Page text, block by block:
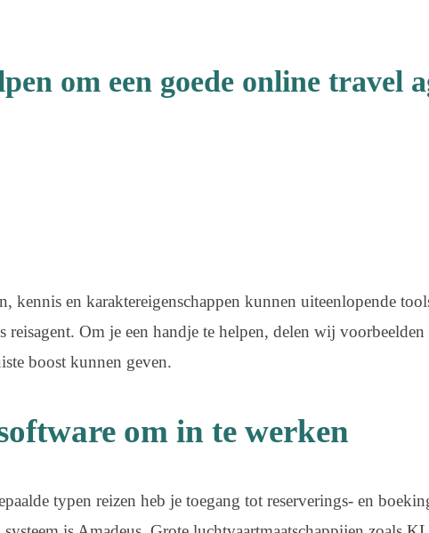
om een goede online travel
kennis en karaktereigenschappen kunnen uiteenlopende
reisagent. Om je een handje te helpen, delen wij
boost kunnen geven.
om in te werken
typen reizen heb je toegang tot reserverings- en